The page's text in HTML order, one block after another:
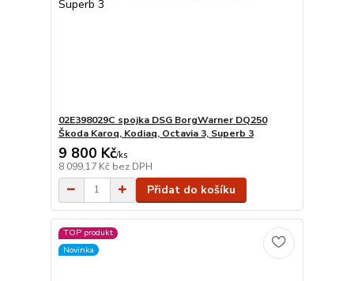
02E398029C spojka DSG BorgWarner DQ250
Škoda Karoq, Kodiaq, Octavia 3, Superb 3
9 800 Kč/ks
8 099,17 Kč bez DPH
Přidat do košíku
TOP produkt
Novinka